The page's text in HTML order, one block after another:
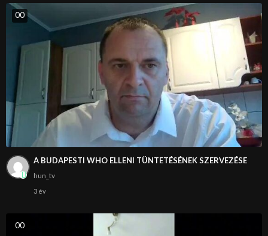
00
A BUDAPESTI WHO ELLENI TÜNTETÉSÉNEK SZERVEZÉSE
hun_tv
3 év
00